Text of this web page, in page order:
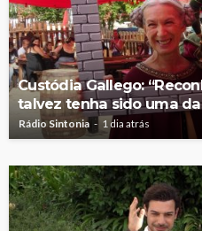
Custódia Gallego:
talvez tenha sido uma
Rádio Sintonia 1 dia atrás